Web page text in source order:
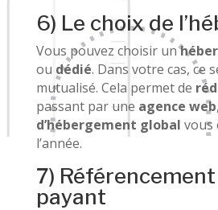
6) Le choix de
Vous pouvez choisir un
ou dédié. Dans votre cas, ce
mutualisé. Cela permet de
passant par une agence web
d’hébergement global vous
l’année.
7)
payant